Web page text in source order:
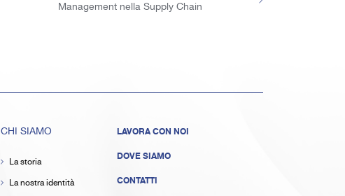
Management nella Supply Chain
CHI SIAMO
La storia
La nostra identità
LAVORA CON NOI
DOVE SIAMO
CONTATTI